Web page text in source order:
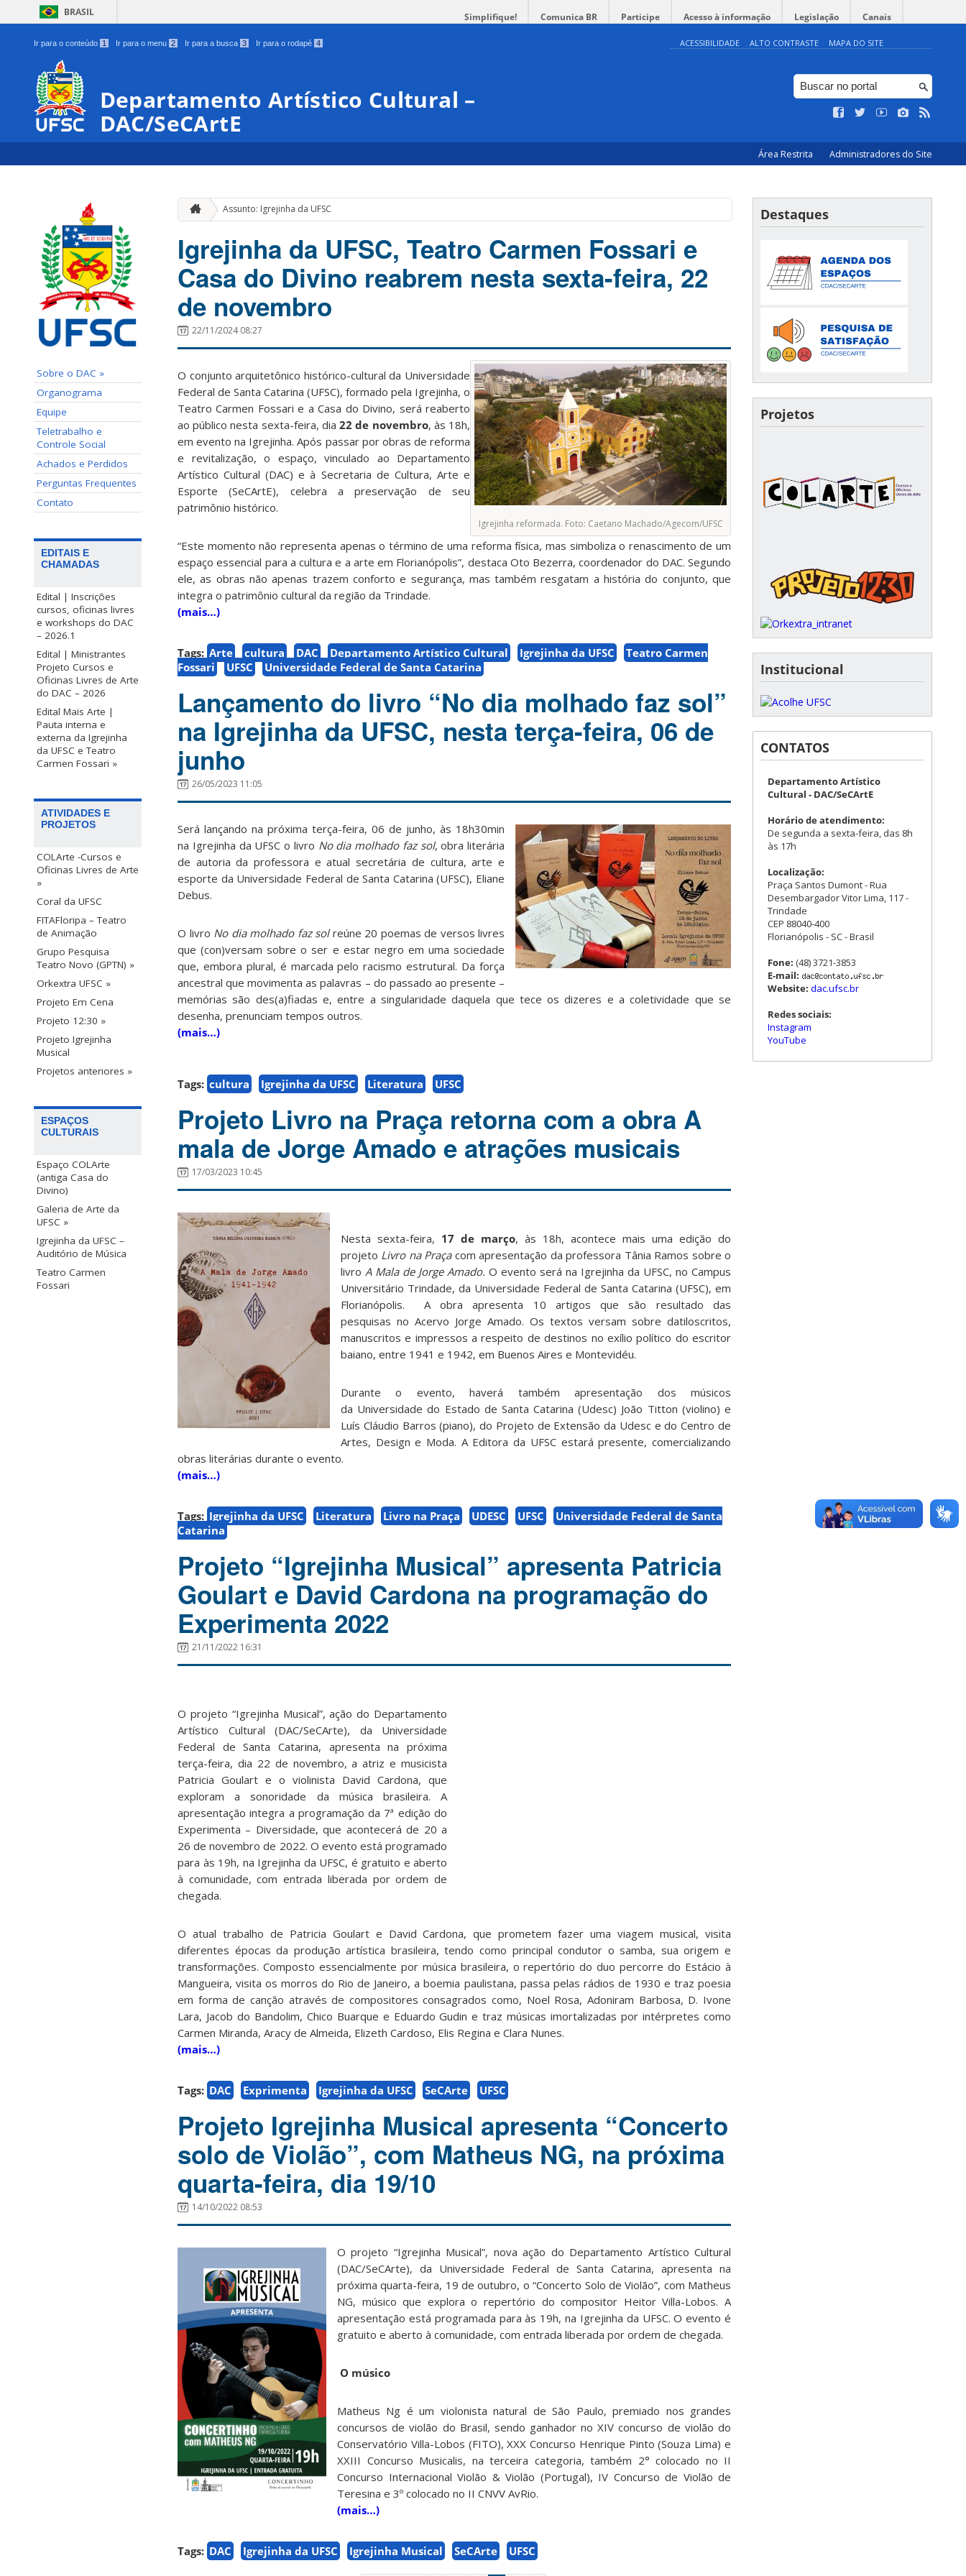
BRASIL Simplifique! Comunica BR Participe Acesso à informação Legislação Canais
Ir para o conteúdo 1 Ir para o menu 2 Ir para a busca 3 Ir para o rodapé 4 ACESSIBILIDADE ALTO CONTRASTE MAPA DO SITE
Departamento Artístico Cultural –
DAC/SeCArtE
Área Restrita Administradores do Site
Sobre o DAC »
Organograma
Equipe
Teletrabalho e
Controle Social
Achados e Perdidos
Perguntas Frequentes
Contato
EDITAIS E
CHAMADAS
Edital | Inscrições
cursos, oficinas livres
e workshops do DAC
– 2026.1
Edital | Ministrantes
Projeto Cursos e
Oficinas Livres de Arte
do DAC – 2026
Edital Mais Arte |
Pauta interna e
externa da Igrejinha
da UFSC e Teatro
Carmen Fossari »
ATIVIDADES E
PROJETOS
COLArte -Cursos e
Oficinas Livres de Arte
»
Coral da UFSC
FITAFloripa – Teatro
de Animação
Grupo Pesquisa
Teatro Novo (GPTN) »
Orkextra UFSC »
Projeto Em Cena
Projeto 12:30 »
Projeto Igrejinha
Musical
Projetos anteriores »
ESPAÇOS
CULTURAIS
Espaço COLArte
(antiga Casa do
Divino)
Galeria de Arte da
UFSC »
Igrejinha da UFSC –
Auditório de Música
Teatro Carmen
Fossari
Assunto: Igrejinha da UFSC
Igrejinha da UFSC, Teatro Carmen Fossari e
Casa do Divino reabrem nesta sexta-feira, 22
de novembro
22/11/2024 08:27
Igrejinha reformada. Foto: Caetano Machado/Agecom/UFSC
O conjunto arquitetônico histórico-cultural da Universidade
Federal de Santa Catarina (UFSC), formado pela Igrejinha, o
Teatro Carmen Fossari e a Casa do Divino, será reaberto
ao público nesta sexta-feira, dia22 de novembro, às 18h,
em evento na Igrejinha. Após passar por obras de reforma
e revitalização, o espaço, vinculado ao Departamento
Artístico Cultural (DAC) e à Secretaria de Cultura, Arte e
Esporte (SeCArtE), celebra a preservação de seu
patrimônio histórico.
“Este momento não representa apenas o término de uma reforma física, mas simboliza o renascimento de um
espaço essencial para a cultura e a arte em Florianópolis”, destaca Oto Bezerra, coordenador do DAC. Segundo
ele, as obras não apenas trazem conforto e segurança, mas também resgatam a história do conjunto, que
integra o patrimônio cultural da região da Trindade.
(mais…)
Tags: Arte cultura DAC Departamento Artístico Cultural Igrejinha da UFSC
Teatro Carmen
Fossari
UFSC Universidade Federal de Santa Catarina
Lançamento do livro “No dia molhado faz sol”
na Igrejinha da UFSC, nesta terça-feira, 06 de
junho
26/05/2023 11:05
Será lançando na próxima terça-feira, 06 de junho, às 18h30min
na Igrejinha da UFSC o livro No dia molhado faz sol, obra literária
de autoria da professora e atual secretária de cultura, arte e
esporte da Universidade Federal de Santa Catarina (UFSC), Eliane
Debus.
O livro No dia molhado faz solreúne 20 poemas de versos livres
que (con)versam sobre o ser e estar negro em uma sociedade
que, embora plural, é marcada pelo racismo estrutural. Da força
ancestral que movimenta as palavras – do passado ao presente –
memórias são des(a)fiadas e, entre a singularidade daquela que tece os dizeres e a coletividade que se
desenha, prenunciam tempos outros.
(mais…)
Tags: cultura Igrejinha da UFSC Literatura UFSC
Projeto Livro na Praça retorna com a obra A
mala de Jorge Amado e atrações musicais
17/03/2023 10:45
Nesta sexta-feira, 17 de março, às 18h, acontece mais uma edição do
projeto Livro na Praçacom apresentação da professora Tânia Ramos sobre o
livro A Mala de Jorge Amado. O evento será na Igrejinha da UFSC, no Campus
Universitário Trindade, da Universidade Federal de Santa Catarina (UFSC), em
Florianópolis. A obra apresenta 10 artigos que são resultado das
pesquisas no Acervo Jorge Amado. Os textos versam sobre datiloscritos,
manuscritos e impressos a respeito de destinos no exílio político do escritor
baiano, entre 1941 e 1942, em Buenos Aires e Montevidéu.
Durante o evento, haverá também apresentação dos músicos
da Universidade do Estado de Santa Catarina (Udesc) João Titton (violino) e
Luís Cláudio Barros (piano), do Projeto de Extensão da Udesc e do Centro de
Artes, Design e Moda. A Editora da UFSC estará presente, comercializando
obras literárias durante o evento.
(mais…)
Tags: Igrejinha da UFSC Literatura Livro na Praça UDESC UFSC
Universidade Federal de Santa
Catarina
Projeto “Igrejinha Musical” apresenta Patricia
Goulart e David Cardona na programação do
Experimenta 2022
21/11/2022 16:31
O projeto “Igrejinha Musical”, ação do Departamento
Artístico Cultural (DAC/SeCArte), da Universidade
Federal de Santa Catarina, apresenta na próxima
terça-feira, dia 22 de novembro, a atriz e musicista
Patricia Goulart e o violinista David Cardona, que
exploram a sonoridade da música brasileira. A
apresentação integra a programação da 7ª edição do
Experimenta – Diversidade, que acontecerá de 20 a
26 de novembro de 2022. O evento está programado
para às 19h, na Igrejinha da UFSC, é gratuito e aberto
à comunidade, com entrada liberada por ordem de
chegada.
O atual trabalho de Patricia Goulart e David Cardona, que prometem fazer uma viagem musical, visita
diferentes épocas da produção artística brasileira, tendo como principal condutor o samba, sua origem e
transformações. Composto essencialmente por música brasileira, o repertório do duo percorre do Estácio à
Mangueira, visita os morros do Rio de Janeiro, a boemia paulistana, passa pelas rádios de 1930 e traz poesia
em forma de canção através de compositores consagrados como, Noel Rosa, Adoniram Barbosa, D. Ivone
Lara, Jacob do Bandolim, Chico Buarque e Eduardo Gudin e traz músicas imortalizadas por intérpretes como
Carmen Miranda, Aracy de Almeida, Elizeth Cardoso, Elis Regina e Clara Nunes.
(mais…)
Tags: DAC Exprimenta Igrejinha da UFSC SeCArte UFSC
Projeto Igrejinha Musical apresenta “Concerto
solo de Violão”, com Matheus NG, na próxima
quarta-feira, dia 19/10
14/10/2022 08:53
O projeto “Igrejinha Musical”, nova ação do Departamento Artístico Cultural
(DAC/SeCArte), da Universidade Federal de Santa Catarina, apresenta na
próxima quarta-feira, 19 de outubro, o “Concerto Solo de Violão”, com Matheus
NG, músico que explora o repertório do compositor Heitor Villa-Lobos. A
apresentação está programada para às 19h, na Igrejinha da UFSC. O evento é
gratuito e aberto à comunidade, com entrada liberada por ordem de chegada.
O músico
Matheus Ng é um violonista natural de São Paulo, premiado nos grandes
concursos de violão do Brasil, sendo ganhador no XIV concurso de violão do
Conservatório Villa-Lobos (FITO), XXX Concurso Henrique Pinto (Souza Lima) e
XXIII Concurso Musicalis, na terceira categoria, também 2° colocado no II
Concurso Internacional Violão & Violão (Portugal), IV Concurso de Violão de
Teresina e 3º colocado no II CNVV AvRio.
(mais…)
Tags: DAC Igrejinha da UFSC Igrejinha Musical SeCArte UFSC
Destaques
Projetos
Institucional
CONTATOS
Departamento Artístico
Cultural - DAC/SeCArtE
Horário de atendimento:
De segunda a sexta-feira, das 8h
às 17h
Localização:
Praça Santos Dumont - Rua
Desembargador Vitor Lima, 117 -
Trindade
CEP 88040-400
Florianópolis - SC - Brasil
Fone: (48) 3721-3853
E-mail:
Website: dac.ufsc.br
Redes sociais:
Instagram
YouTube